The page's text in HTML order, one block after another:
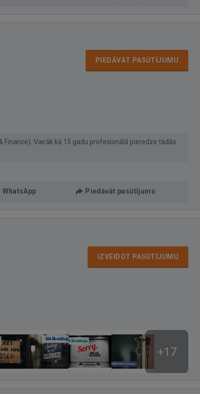
PIEDĀVĀT PASŪTĪJUMU
Finance). Vairāk kā 15 gadu profesionālā pieredze tādās
WhatsApp Piedāvāt pasūtījumu
IZVEIDOT PASŪTĪJUMU
+17